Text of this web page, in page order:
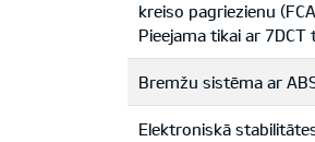
kreiso pagriezienu
Pieejama tikai ar 7DCT
Bremžu sistēma ar
Elektroniskā